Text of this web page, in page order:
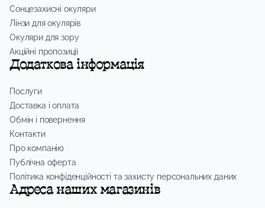
Сонцезахисні окуляри
Лінзи для окулярів
Окуляри для зору
Акційні пропозиції
Додаткова інформація
Послуги
Доставка і оплата
Обмін і повернення
Контакти
Про компанію
Публічна оферта
Політика конфіденційності та захисту персональних даних
Адреса наших магазинів